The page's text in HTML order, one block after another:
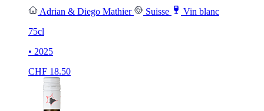
Adrian & Diego Mathier Suisse
Vin blanc
75cl
• 2025
CHF 18.50